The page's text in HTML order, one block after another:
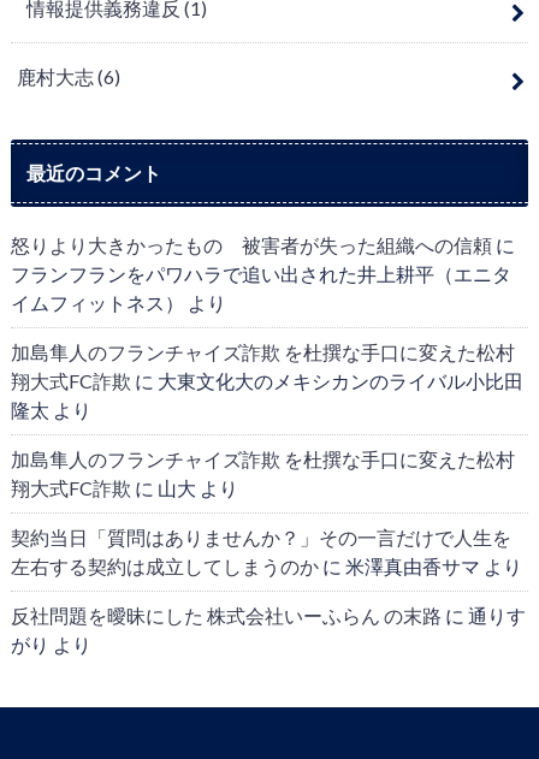
情報提供義務違反 (1)
鹿村大志(6)
最近のコメント
怒りより大きかったもの 被害者が失った組織への信頼に
フランフランをパワハラで追い出された井上耕平（エニタ
イムフィットネス）
より
加島隼人のフランチャイズ詐欺 を杜撰な手口に変えた松村
翔大式FC詐欺 に 大東文化大のメキシカンのライバル小比田
隆太 より
加島隼人のフランチャイズ詐欺 を杜撰な手口に変えた松村
翔大式FC詐欺 に 山大 より
契約当日「質問はありませんか？」その一言だけで人生を
左右する契約は成立してしまうのかに 米澤真由香サマ より
反社問題を曖昧にした 株式会社いーふらん の末路 に 通りす
がり より